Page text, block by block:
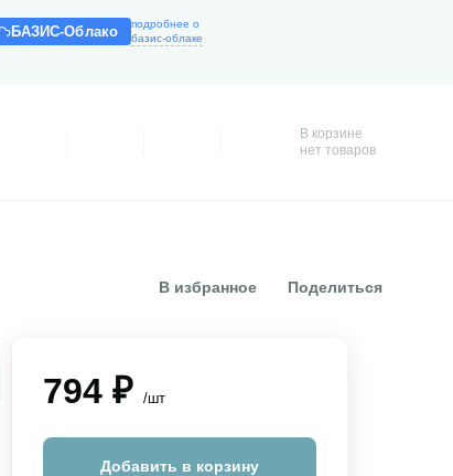
БАЗИС-Облако
подробнее о
базис-облаке
Корзина
В корзине
нет товаров
В избранное Поделиться
794 ₽ /шт
Добавить в корзину